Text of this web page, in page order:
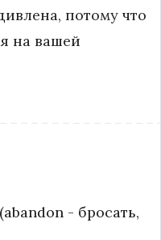
потому что
на вашей
- бросать,